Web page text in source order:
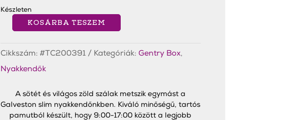
Készleten
Galveston
Slim
mennyiség
KOSÁRBA TESZEM
Cikkszám: #TC200391 Kategóriák: Gentry Box,
Nyakkendők
A sötét és világos zöld szálak metszik egymást a
Galveston slim nyakkendőnkben. Kiváló minőségű, tartós
pamutból készült, hogy 9:00-17:00 között a legjobb